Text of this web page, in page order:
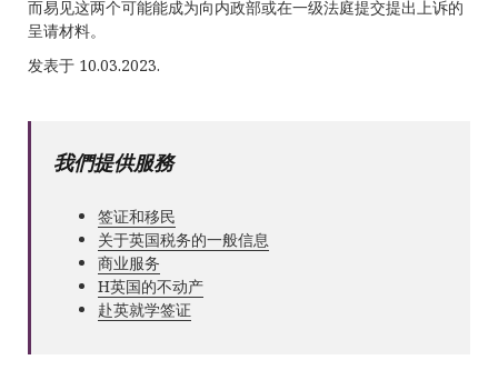
而易见这两个可能能成为向内政部或在一级法庭提交提出上诉的
呈请材料。
发表于 10.03.2023.
我們提供服務
签证和移民
关于英国税务的一般信息
商业服务
Н英国的不动产
赴英就学签证